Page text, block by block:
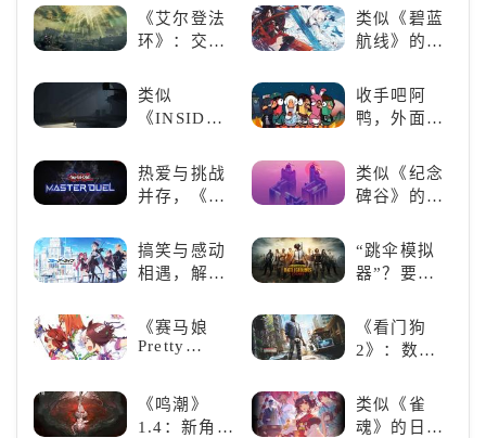
六号M》是
否值得入
游为何能俘
获玩家心？
《艾尔登法
环》：交界
奇与魂系新
巅峰
类似《碧蓝
航线》的养
养成你的梦
想！
类似
《INSIDE》
戏！快动起
你的小脑筋
来通关！
收手吧阿
鸭，外面全
热爱与挑战
并存，《游
决斗》，牌
佬都爱玩的
类似《纪念
碑谷》的解
荐：体验沉
浸式解谜，
搞笑与感动
相遇，解锁
的魅力
“跳伞模拟
器”？要
“刚”？
《赛马娘
Pretty
的竞速之旅
《看门狗
2》：数字
狂欢
《鸣潮》
1.4：新角
类似《雀
魂》的日系